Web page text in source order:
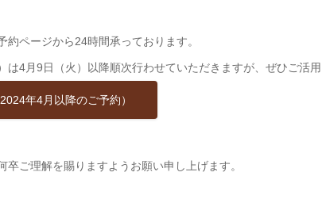
約ページから24時間承っております。
は4月9日（火）以降順次行わせていただきますが、ぜひご活用
年4月以降のご予約）
卒ご理解を賜りますようお願い申し上げます。